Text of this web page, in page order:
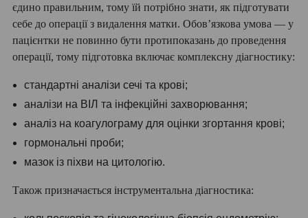
єдино правильним, тому їй потрібно знати, як підготувати
себе до операції з видалення матки. Обов’язкова умова — у
пацієнтки не повинно бути протипоказань до проведення
операції, тому підготовка включає комплексну діагностику:
стандартні аналізи сечі та крові;
аналізи на ВІЛ та інфекційні захворювання;
аналіз на коагулограму для оцінки згортання крові;
гормональні проби;
мазок із піхви на цитологію.
Також призначається інструментальна діагностика: